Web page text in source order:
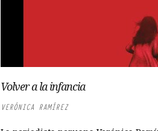
Volver a la infancia
VERÓNICA RAMÍREZ